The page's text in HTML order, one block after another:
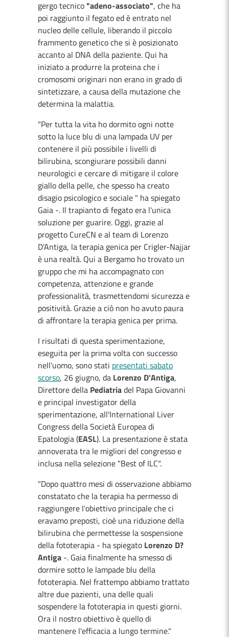
gergo tecnico "adeno-associato", che ha
poi raggiunto il fegato ed è entrato nel
nucleo delle cellule, liberando il piccolo
frammento genetico che si è posizionato
accanto al DNA della paziente. Qui ha
iniziato a produrre la proteina che i
cromosomi originari non erano in grado di
sintetizzare, a causa della mutazione che
determina la malattia.
"Per tutta la vita ho dormito ogni notte
sotto la luce blu di una lampada UV per
contenere il più possibile i livelli di
bilirubina, scongiurare possibili danni
neurologici e cercare di mitigare il colore
giallo della pelle, che spesso ha creato
disagio psicologico e sociale " ha spiegato
Gaia -. Il trapianto di fegato era l'unica
soluzione per guarire. Oggi, grazie al
progetto CureCN e al team di Lorenzo
D'Antiga, la terapia genica per Crigler-Najjar
è una realtà. Qui a Bergamo ho trovato un
gruppo che mi ha accompagnato con
competenza, attenzione e grande
professionalità, trasmettendomi sicurezza e
positività. Grazie a ciò non ho avuto paura
di affrontare la terapia genica per prima.
I risultati di questa sperimentazione,
eseguita per la prima volta con successo
nell'uomo, sono stati presentati sabato
scorso, 26 giugno, da Lorenzo D'Antiga,
Direttore della Pediatriadel Papa Giovanni
e principal investigator della
sperimentazione, all'International Liver
Congress della Società Europea di
Epatologia (EASL). La presentazione è stata
annoverata tra le migliori del congresso e
inclusa nella selezione "Best of ILC".
"Dopo quattro mesi di osservazione abbiamo
constatato che la terapia ha permesso di
raggiungere l'obiettivo principale che ci
eravamo preposti, cioè una riduzione della
bilirubina che permettesse la sospensione
della fototerapia - ha spiegato Lorenzo D?
Antiga -. Gaia finalmente ha smesso di
dormire sotto le lampade blu della
fototerapia. Nel frattempo abbiamo trattato
altre due pazienti, una delle quali
sospendere la fototerapia in questi giorni.
Ora il nostro obiettivo è quello di
mantenere l'efficacia a lungo termine."